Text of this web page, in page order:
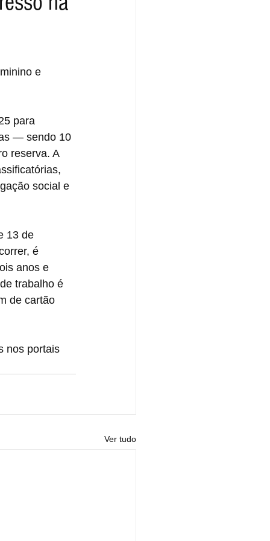
e
para
— sendo 10
reserva. A
social e
13 de
é
anos e
trabalho é
de cartão
nos portais
Ver tudo